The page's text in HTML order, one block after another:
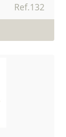
Ref.132